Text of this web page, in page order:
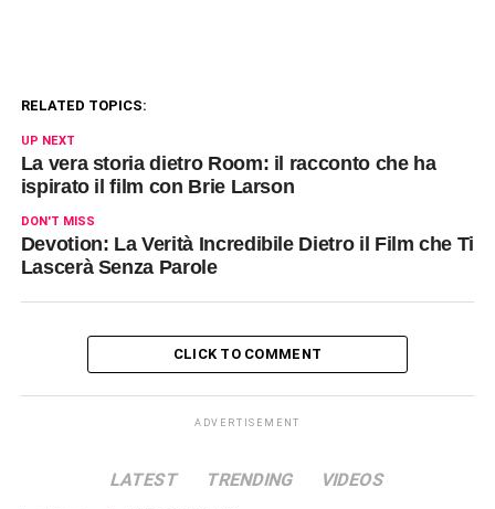
RELATED TOPICS:
UP NEXT
La vera storia dietro Room: il racconto che ha
ispirato il film con Brie Larson
DON'T MISS
Devotion: La Verità Incredibile Dietro il Film che Ti
Lascerà Senza Parole
CLICK TO COMMENT
ADVERTISEMENT
LATEST TRENDING VIDEOS